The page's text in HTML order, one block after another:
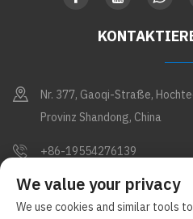
Nr. 377, Gaoqi-Straße,
Provinz Shandong, China
+86-19554276139
[email protected]
We value your privacy
We use cookies and similar tools